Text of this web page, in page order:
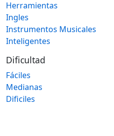
Herramientas
Ingles
Instrumentos Musicales
Inteligentes
Dificultad
Fáciles
Medianas
Dificiles